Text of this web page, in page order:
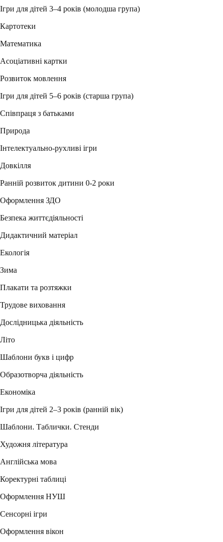
Ігри для дітей 3–4 років (молодша група)
Картотеки
Математика
Асоціативні картки
Розвиток мовлення
Ігри для дітей 5–6 років (старша група)
Співпраця з батьками
Природа
Інтелектуально-рухливі ігри
Довкілля
Ранній розвиток дитини 0-2 роки
Оформлення ЗДО
Безпека життєдіяльності
Дидактичний матеріал
Екологія
Зима
Плакати та розтяжки
Трудове виховання
Дослідницька діяльність
Літо
Шаблони букв і цифр
Образотворча діяльність
Економіка
Ігри для дітей 2–3 років (ранній вік)
Шаблони. Таблички. Стенди
Художня література
Англійська мова
Коректурні таблиці
Оформлення НУШ
Сенсорні ігри
Оформлення вікон